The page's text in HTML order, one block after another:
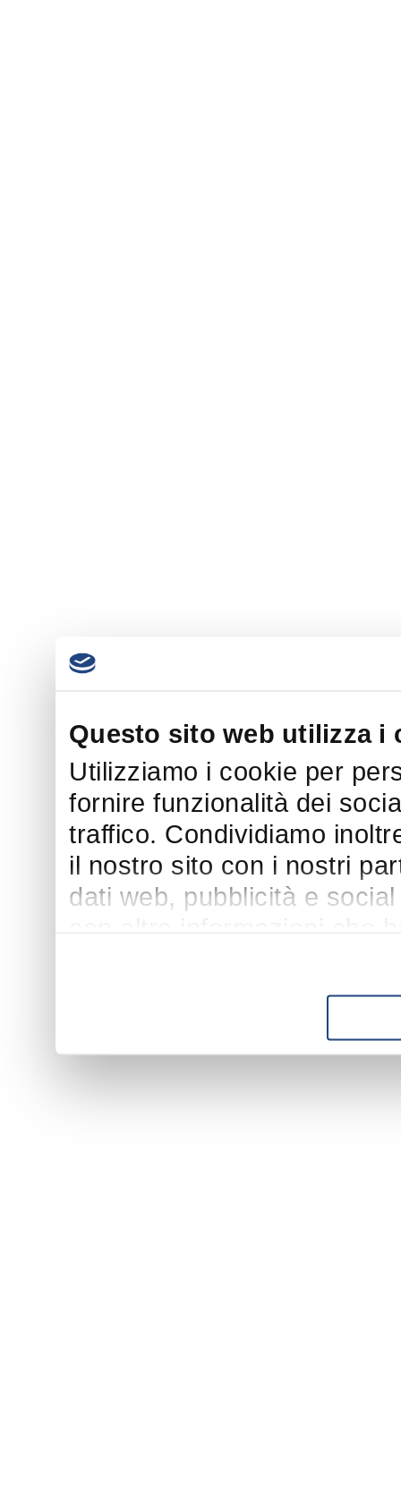
Questo sito web utilizza i
Utilizziamo i cookie per
fornire funzionalità dei
traffico. Condividiamo
il nostro sito con i nostri
dati web, pubblicità e